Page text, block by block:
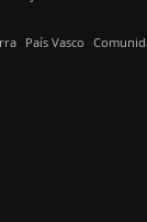
País Vasco